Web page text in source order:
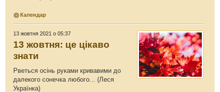
Календар
13 жовтня 2021 о 05:37
13 жовтня: це цікаво
знати
Рветься осінь руками кривавими до
далекого сонечка любого... (Леся
Українка)